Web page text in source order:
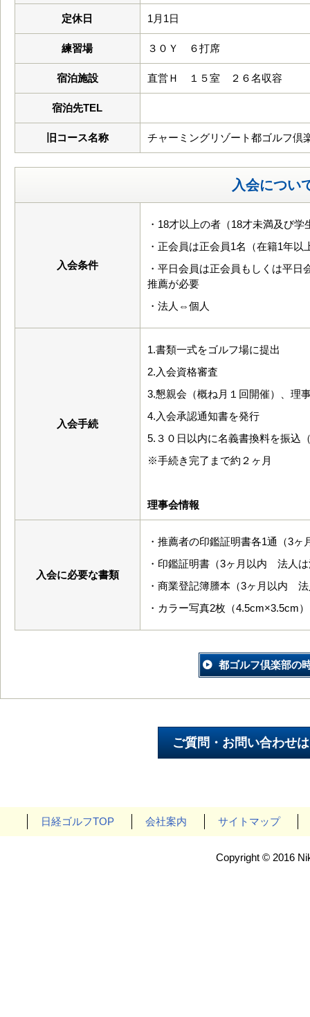
定休日 1月1日
練習場 ３０Ｙ ６打席
宿泊施設 直営Ｈ １５室 ２６名収容
宿泊先TEL
旧コース名称 チャーミングリゾート都ゴルフ倶
入会につい
入会条件
・18才以上の者（18才未満及び
・正会員は正会員1名（在籍1年
・平日会員は正会員もしくは平
推薦が必要
・法人⇔個人
入会手続
1.書類一式をゴルフ場に提出
2.入会資格審査
3.懇親会（概ね月１回開催）、理
4.入会承認通知書を発行
5.３０日以内に名義書換料を振込
※手続き完了まで約２ヶ月
理事会情報
入会に必要な書類
・推薦者の印鑑証明書各1通（3ヶ
・印鑑証明書（3ヶ月以内 法人
・商業登記簿謄本（3ヶ月以内
・カラー写真2枚（4.5cm×3.5cm）
都ゴルフ倶楽部の
日経ゴルフTOP 会社案内 サイトマップ
Copyright © 2016